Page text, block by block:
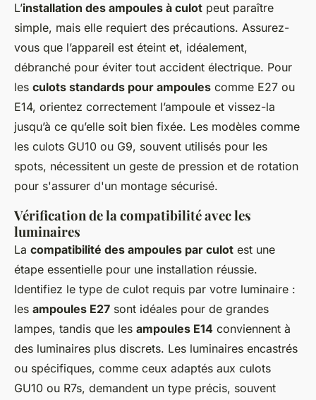
L’installation des ampoules à culot peut paraître
simple, mais elle requiert des précautions. Assurez-
vous que l’appareil est éteint et, idéalement,
débranché pour éviter tout accident électrique. Pour
les culots standards pour ampoules comme E27 ou
E14, orientez correctement l’ampoule et vissez-la
jusqu’à ce qu’elle soit bien fixée. Les modèles comme
les culots GU10 ou G9, souvent utilisés pour les
spots, nécessitent un geste de pression et de rotation
pour s'assurer d'un montage sécurisé.
Vérification de la compatibilité avec les
luminaires
La compatibilité des ampoules par culot est une
étape essentielle pour une installation réussie.
Identifiez le type de culot requis par votre luminaire :
les ampoules E27 sont idéales pour de grandes
lampes, tandis que les ampoules E14 conviennent à
des luminaires plus discrets. Les luminaires encastrés
ou spécifiques, comme ceux adaptés aux culots
GU10 ou R7s, demandent un type précis, souvent